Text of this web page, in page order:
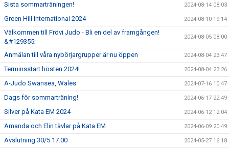
Sista sommarträningen! 2024-08-14 08:03
Green Hill International 2024 2024-08-10 19:14
Välkommen till Frövi Judo - Bli en del av framgången!
&#129355;
2024-08-05 08:00
Anmälan till våra nybörjargrupper är nu öppen 2024-08-04 23:47
Terminsstart hösten 2024! 2024-08-04 23:26
A-Judo Swansea, Wales 2024-07-16 10:47
Dags för sommarträning! 2024-06-17 22:49
Silver på Kata EM 2024 2024-06-12 12:04
Amanda och Elin tävlar på Kata EM 2024-06-09 20:49
Avslutning 30/5 17.00 2024-05-27 16:18